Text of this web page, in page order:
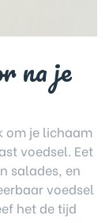
na je
om je lichaam
voedsel. Eet
salades, en
voedsel
het de tijd